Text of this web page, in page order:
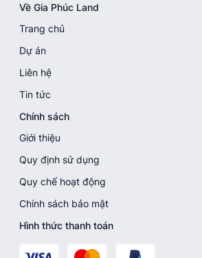
Về Gia Phúc Land
Trang chủ
Dự án
Liên hệ
Tin tức
Chính sách
Giới thiệu
Quy định sử dụng
Quy chế hoạt động
Chính sách bảo mật
Hình thức thanh toán